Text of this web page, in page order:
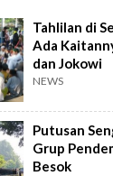
Tahlilan di
Ada
dan Jokowi
NEWS
Putusan
Grup
Besok